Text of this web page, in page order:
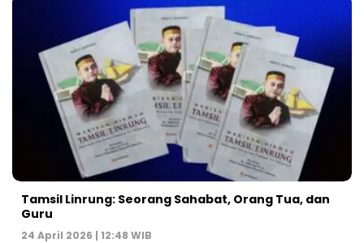
Tamsil Linrung: Seorang Sahabat, Orang Tua, dan
Guru
24 April 2026 | 12:48 WIB